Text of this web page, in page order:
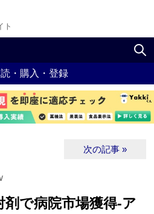
ト
・購入・登録
次の記事 »
剤で病院市場獲得‐ア